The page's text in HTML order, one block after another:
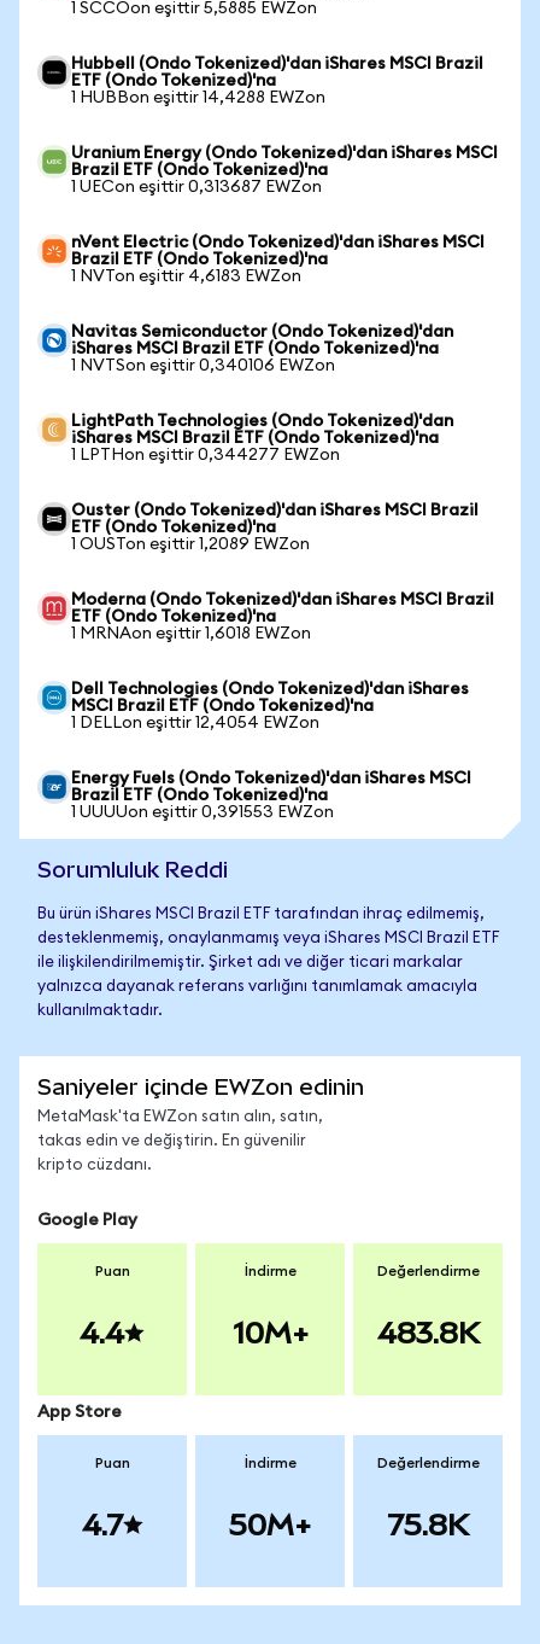
1 SCCOon eşittir 5,5885 EWZon
Hubbell (Ondo Tokenized)'dan iShares MSCI Brazil
ETF (Ondo Tokenized)'na
1 HUBBon eşittir 14,4288 EWZon
Uranium Energy (Ondo Tokenized)'dan iShares MSCI
Brazil ETF (Ondo Tokenized)'na
1 UECon eşittir 0,313687 EWZon
nVent Electric (Ondo Tokenized)'dan iShares MSCI
Brazil ETF (Ondo Tokenized)'na
1 NVTon eşittir 4,6183 EWZon
Navitas Semiconductor (Ondo Tokenized)'dan
iShares MSCI Brazil ETF (Ondo Tokenized)'na
1 NVTSon eşittir 0,340106 EWZon
LightPath Technologies (Ondo Tokenized)'dan
iShares MSCI Brazil ETF (Ondo Tokenized)'na
1 LPTHon eşittir 0,344277 EWZon
Ouster (Ondo Tokenized)'dan iShares MSCI Brazil
ETF (Ondo Tokenized)'na
1 OUSTon eşittir 1,2089 EWZon
Moderna (Ondo Tokenized)'dan iShares MSCI Brazil
ETF (Ondo Tokenized)'na
1 MRNAon eşittir 1,6018 EWZon
Dell Technologies (Ondo Tokenized)'dan iShares
MSCI Brazil ETF (Ondo Tokenized)'na
1 DELLon eşittir 12,4054 EWZon
Energy Fuels (Ondo Tokenized)'dan iShares MSCI
Brazil ETF (Ondo Tokenized)'na
1 UUUUon eşittir 0,391553 EWZon
Sorumluluk Reddi
Bu ürün iShares MSCI Brazil ETF tarafından ihraç edilmemiş,
desteklenmemiş, onaylanmamış veya iShares MSCI Brazil ETF
ile ilişkilendirilmemiştir. Şirket adı ve diğer ticari markalar
yalnızca dayanak referans varlığını tanımlamak amacıyla
kullanılmaktadır.
Saniyeler içinde EWZon edinin
MetaMask'ta EWZon satın alın, satın,
takas edin ve değiştirin. En güvenilir
kripto cüzdanı.
Google Play
Puan
4.4
İndirme
10M+
Değerlendirme
483.8K
App Store
Puan
4.7
İndirme
50M+
Değerlendirme
75.8K